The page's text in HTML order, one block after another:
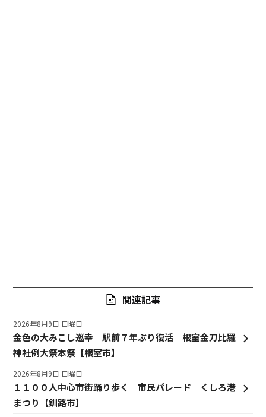
関連記事
金色の大みこし巡幸 駅前７年ぶり復活 根室金刀比羅
神社例大祭本祭【根室市】
2026年8月9日 日曜日
１１００人中心市街踊り歩く 市民パレード くしろ港
まつり【釧路市】
2026年8月9日 日曜日